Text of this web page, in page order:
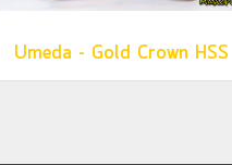
Umeda - Gold Crown HSS